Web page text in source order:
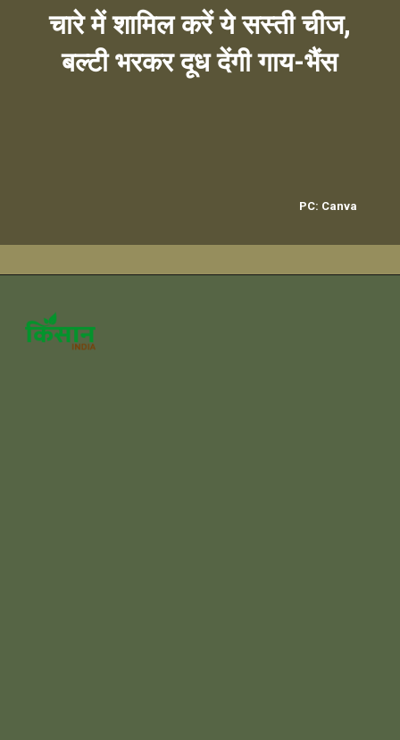
चारे में शामिल करें ये सस्ती चीज,
बल्टी भरकर दूध देंगी गाय-भैंस
PC: Canva